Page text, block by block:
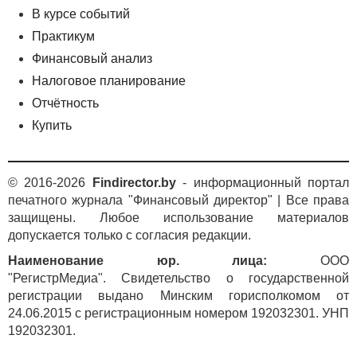
В курсе событий
Практикум
Финансовый анализ
Налоговое планирование
Отчётность
Купить
© 2016-2026 Findirector.by- информационный портал
печатного журнала "Финансовый директор" | Все права
защищены. Любое использование материалов
допускается только с согласия редакции.
Наименование юр. лица: ООО
"РегистрМедиа". Свидетельство о государственной
регистрации выдано Минским горисполкомом от
24.06.2015 с регистрационным номером 192032301. УНП
192032301.